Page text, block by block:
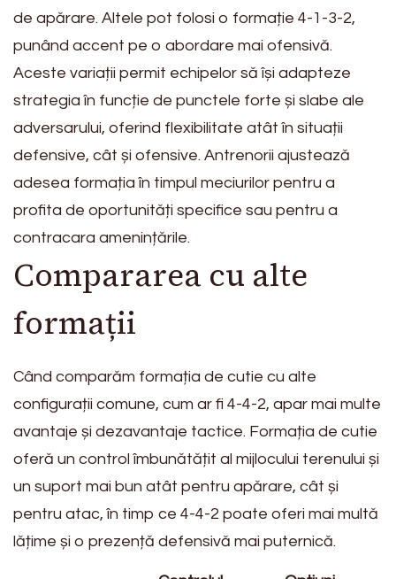
de apărare. Altele pot folosi o formație 4-1-3-2,
punând accent pe o abordare mai ofensivă.
Aceste variații permit echipelor să își adapteze
strategia în funcție de punctele forte și slabe ale
adversarului, oferind flexibilitate atât în situații
defensive, cât și ofensive. Antrenorii ajustează
adesea formația în timpul meciurilor pentru a
profita de oportunități specifice sau pentru a
contracara amenințările.
Compararea cu alte
formații
Când comparăm formația de cutie cu alte
configurații comune, cum ar fi 4-4-2, apar mai multe
avantaje și dezavantaje tactice. Formația de cutie
oferă un control îmbunătățit al mijlocului terenului și
un suport mai bun atât pentru apărare, cât și
pentru atac, în timp ce 4-4-2 poate oferi mai multă
lățime și o prezență defensivă mai puternică.